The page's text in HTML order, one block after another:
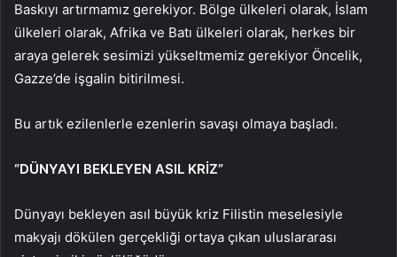
Baskıyı artırmamız gerekiyor. Bölge ülkeleri olarak, İslam
ülkeleri olarak, Afrika ve Batı ülkeleri olarak, herkes bir
araya gelerek sesimizi yükseltmemiz gerekiyor Öncelik,
Gazze’de işgalin bitirilmesi.
Bu artık ezilenlerle ezenlerin savaşı olmaya başladı.
“DÜNYAYI BEKLEYEN ASIL KRİZ”
Dünyayı bekleyen asıl büyük kriz Filistin meselesiyle
makyajı dökülen gerçekliği ortaya çıkan uluslararası